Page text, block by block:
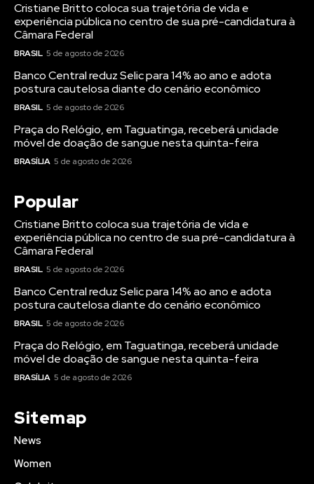
Cristiane Britto coloca sua trajetória de vida e
experiência pública no centro de sua pré-candidatura à
Câmara Federal
BRASIL 5 de agosto de 2026
Banco Central reduz Selic para 14% ao ano e adota
postura cautelosa diante do cenário econômico
BRASIL 5 de agosto de 2026
Praça do Relógio, em Taguatinga, receberá unidade
móvel de doação de sangue nesta quinta-feira
BRASÍLIA 5 de agosto de 2026
Popular
Cristiane Britto coloca sua trajetória de vida e
experiência pública no centro de sua pré-candidatura à
Câmara Federal
BRASIL 5 de agosto de 2026
Banco Central reduz Selic para 14% ao ano e adota
postura cautelosa diante do cenário econômico
BRASIL 5 de agosto de 2026
Praça do Relógio, em Taguatinga, receberá unidade
móvel de doação de sangue nesta quinta-feira
BRASÍLIA 5 de agosto de 2026
Sitemap
News
Women